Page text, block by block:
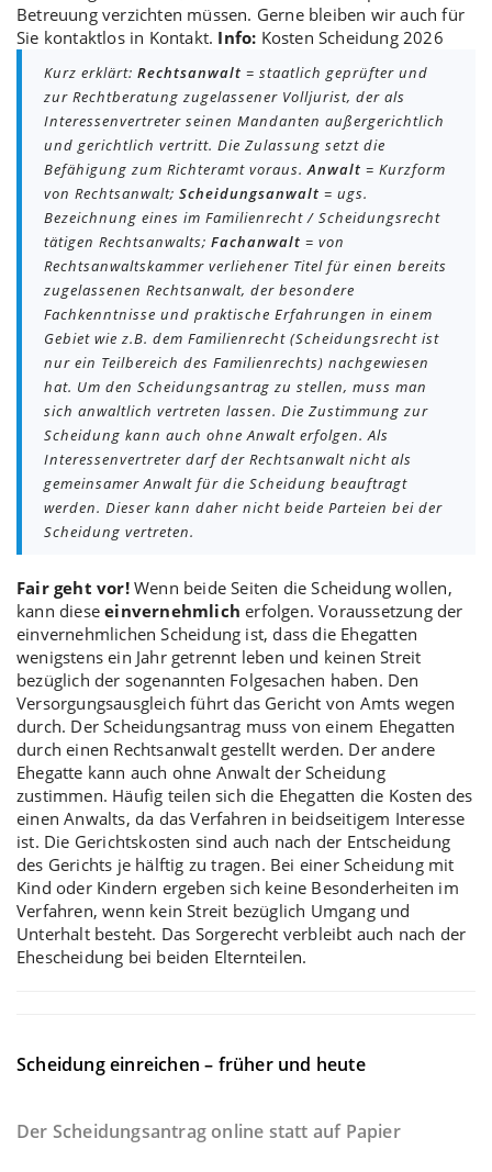
Betreuung verzichten müssen. Gerne bleiben wir auch für
Sie kontaktlos in Kontakt. Info: Kosten Scheidung 2026
Kurz erklärt: Rechtsanwalt = staatlich geprüfter und
zur Rechtberatung zugelassener Volljurist, der als
Interessenvertreter seinen Mandanten außergerichtlich
und gerichtlich vertritt. Die Zulassung setzt die
Befähigung zum Richteramt voraus.Anwalt = Kurzform
von Rechtsanwalt; Scheidungsanwalt = ugs.
Bezeichnung eines im Familienrecht / Scheidungsrecht
tätigen Rechtsanwalts; Fachanwalt = von
Rechtsanwaltskammer verliehener Titel für einen bereits
zugelassenen Rechtsanwalt, der besondere
Fachkenntnisse und praktische Erfahrungen in einem
Gebiet wie z.B. dem Familienrecht (Scheidungsrecht ist
nur ein Teilbereich des Familienrechts) nachgewiesen
hat. Um den Scheidungsantrag zu stellen, muss man
sich anwaltlich vertreten lassen. Die Zustimmung zur
Scheidung kann auch ohne Anwalt erfolgen. Als
Interessenvertreter darf der Rechtsanwalt nicht als
gemeinsamer Anwalt für die Scheidung beauftragt
werden. Dieser kann daher nicht beide Parteien bei der
Scheidung vertreten.
Fair geht vor!Wenn beide Seiten die Scheidung wollen,
kann dieseeinvernehmlich erfolgen. Voraussetzung der
einvernehmlichen Scheidung ist, dass die Ehegatten
wenigstens ein Jahr getrennt leben und keinen Streit
bezüglich der sogenannten Folgesachen haben. Den
Versorgungsausgleich führt das Gericht von Amts wegen
durch. Der Scheidungsantrag muss von einem Ehegatten
durch einen Rechtsanwalt gestellt werden. Der andere
Ehegatte kann auch ohne Anwalt der Scheidung
zustimmen. Häufig teilen sich die Ehegatten die Kosten des
einen Anwalts, da das Verfahren in beidseitigem Interesse
ist. Die Gerichtskosten sind auch nach der Entscheidung
des Gerichts je hälftig zu tragen. Bei einer Scheidung mit
Kind oder Kindern ergeben sich keine Besonderheiten im
Verfahren, wenn kein Streit bezüglich Umgang und
Unterhalt besteht. Das Sorgerecht verbleibt auch nach der
Ehescheidung bei beiden Elternteilen.
Scheidung einreichen – früher und heute
Der Scheidungsantrag online statt auf Papier